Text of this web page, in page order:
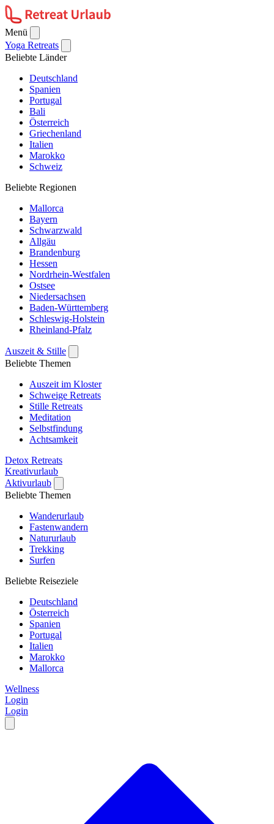
Menü
Yoga Retreats
Beliebte Länder
Deutschland
Spanien
Portugal
Bali
Österreich
Griechenland
Italien
Marokko
Schweiz
Beliebte Regionen
Mallorca
Bayern
Schwarzwald
Allgäu
Brandenburg
Hessen
Nordrhein-Westfalen
Ostsee
Niedersachsen
Baden-Württemberg
Schleswig-Holstein
Rheinland-Pfalz
Auszeit & Stille
Beliebte Themen
Auszeit im Kloster
Schweige Retreats
Stille Retreats
Meditation
Selbstfindung
Achtsamkeit
Detox Retreats
Kreativurlaub
Aktivurlaub
Beliebte Themen
Wanderurlaub
Fastenwandern
Natururlaub
Trekking
Surfen
Beliebte Reiseziele
Deutschland
Österreich
Spanien
Portugal
Italien
Marokko
Mallorca
Wellness
Login
Login